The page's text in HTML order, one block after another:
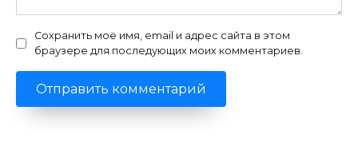
Сохранить моё имя, email и адрес сайта в этом
браузере для последующих моих комментариев.